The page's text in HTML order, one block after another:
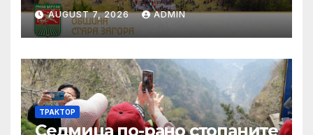
AUGUST 7, 2026 ADMIN
ТРАКТОР
Седмица по-рано стопаните